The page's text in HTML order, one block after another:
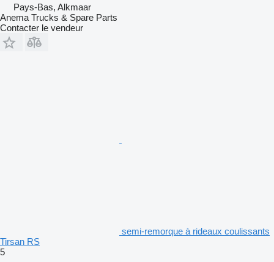
Pays-Bas, Alkmaar
Anema Trucks & Spare Parts
Contacter le vendeur
semi-remorque à rideaux coulissants
Tirsan RS
5